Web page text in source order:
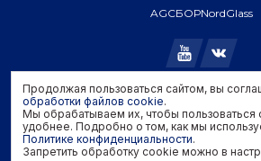
AGCБОРNordGlass
Copyright © 2026 AGC. All
Политика
Политика обработки
Продолжая пользоваться сайтом, вы
обработки файлов cookie.
Мы обрабатываем их, чтобы пользоваться
удобнее. Подробно о том, как мы
Политике конфиденциальности.
Запретить обработку cookie можно в